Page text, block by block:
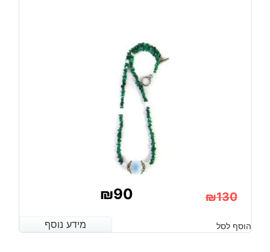
₪130
המקורי
₪90
הנוכחי
מידע נוסף הוסף לסל מידע נוסף